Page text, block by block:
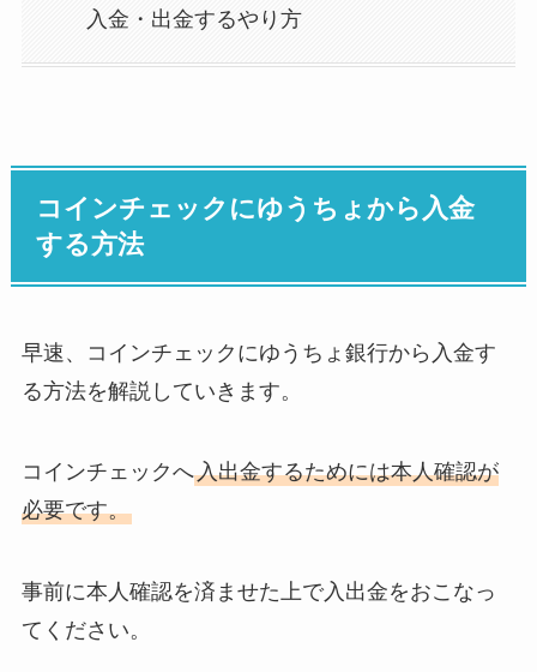
入金・出金するやり方
コインチェックにゆうちょから入金
する方法
早速、コインチェックにゆうちょ銀行から入金す
る方法を解説していきます。
コインチェックへ入出金するためには本人確認が
必要です。
事前に本人確認を済ませた上で入出金をおこなっ
てください。